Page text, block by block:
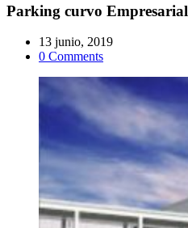
Parking curvo Empresarial
13 junio, 2019
0 Comments